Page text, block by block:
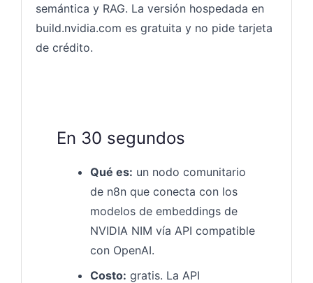
semántica y RAG. La versión hospedada en
build.nvidia.com es gratuita y no pide tarjeta
de crédito.
En 30 segundos
Qué es: un nodo comunitario
de n8n que conecta con los
modelos de embeddings de
NVIDIA NIM vía API compatible
con OpenAI.
Costo: gratis. La API